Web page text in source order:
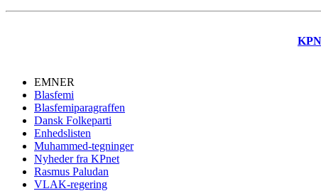
EMNER
Blasfemi
Blasfemiparagraffen
Dansk Folkeparti
Enhedslisten
Muhammed-tegninger
Nyheder fra KPnet
Rasmus Paludan
VLAK-regering